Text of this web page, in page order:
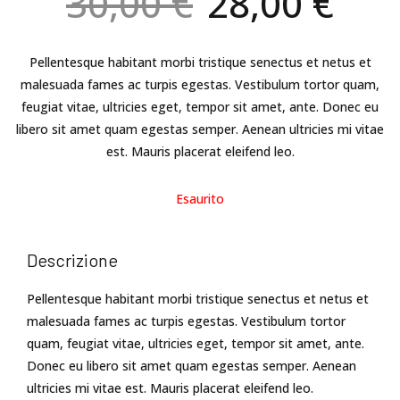
prezzo
originale
era:
30,00 €.
è:
Pellentesque habitant morbi tristique senectus et netus et
malesuada fames ac turpis egestas. Vestibulum tortor quam,
feugiat vitae, ultricies eget, tempor sit amet, ante. Donec eu
libero sit amet quam egestas semper. Aenean ultricies mi vitae
est. Mauris placerat eleifend leo.
Esaurito
Descrizione
Pellentesque habitant morbi tristique senectus et netus et
malesuada fames ac turpis egestas. Vestibulum tortor
quam, feugiat vitae, ultricies eget, tempor sit amet, ante.
Donec eu libero sit amet quam egestas semper. Aenean
ultricies mi vitae est. Mauris placerat eleifend leo.